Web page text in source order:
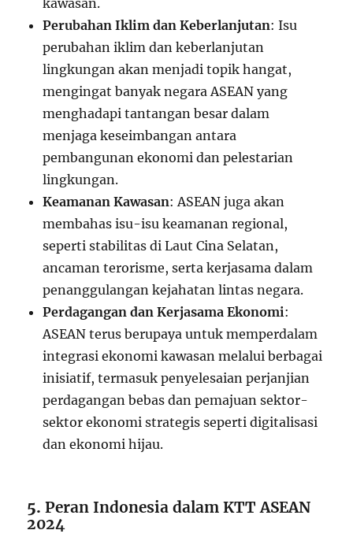
Perubahan Iklim dan Keberlanjutan: Isu
perubahan iklim dan keberlanjutan
lingkungan akan menjadi topik hangat,
mengingat banyak negara ASEAN yang
menghadapi tantangan besar dalam
menjaga keseimbangan antara
pembangunan ekonomi dan pelestarian
lingkungan.
Keamanan Kawasan: ASEAN juga akan
membahas isu-isu keamanan regional,
seperti stabilitas di Laut Cina Selatan,
ancaman terorisme, serta kerjasama dalam
penanggulangan kejahatan lintas negara.
Perdagangan dan Kerjasama Ekonomi:
ASEAN terus berupaya untuk memperdalam
integrasi ekonomi kawasan melalui berbagai
inisiatif, termasuk penyelesaian perjanjian
perdagangan bebas dan pemajuan sektor-
sektor ekonomi strategis seperti digitalisasi
dan ekonomi hijau.
5.Peran Indonesia dalam KTT ASEAN
2024